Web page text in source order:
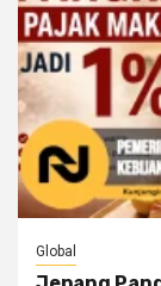
Global